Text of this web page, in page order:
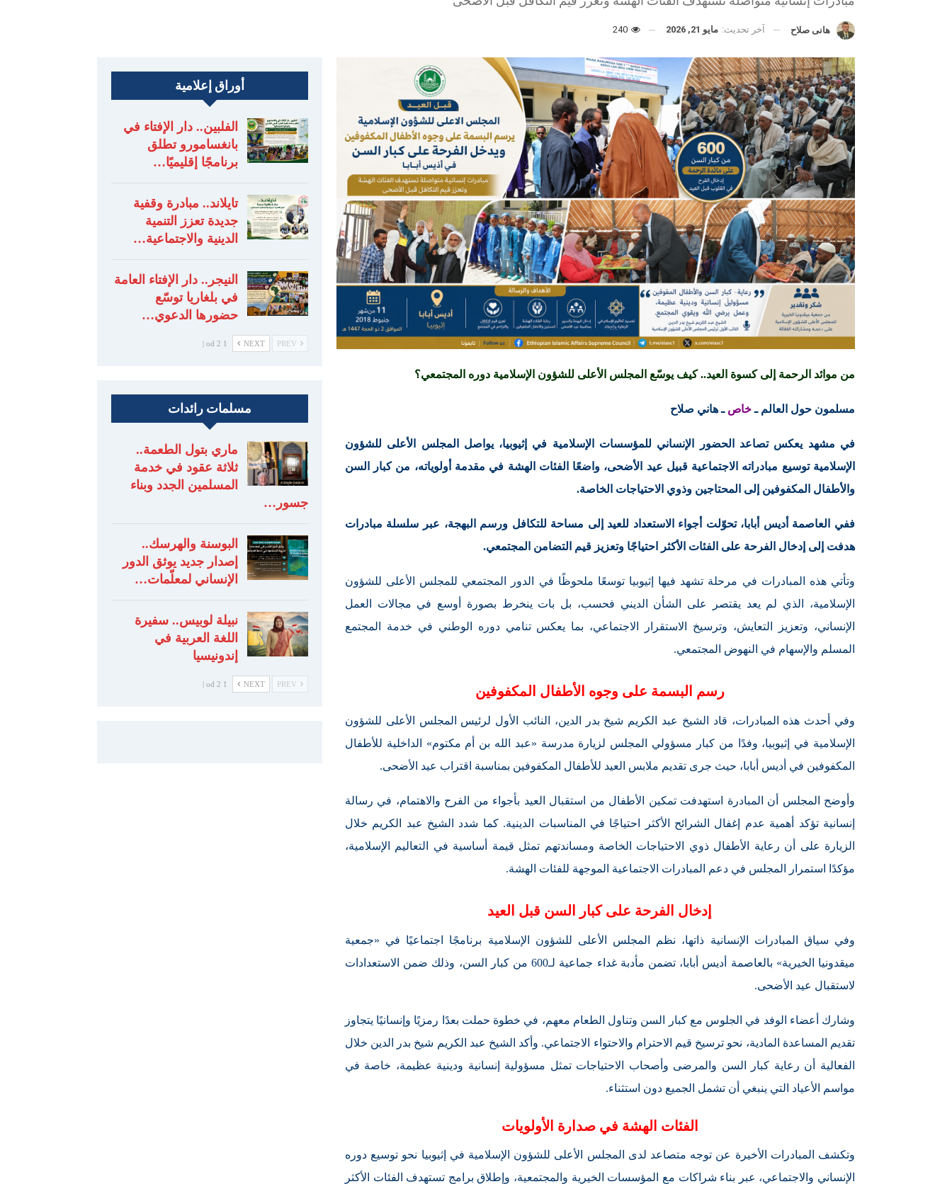
هانى صلاح آخر تحديث: مايو 21, 2026
من موائد الرحمة إلى كسوة العيد.. كيف يوسّع المجلس الأعلى للشؤون الإسلامية دوره المجتمعي؟
مسلمون حول العالم ـخاص ـ هاني صلاح
في مشهد يعكس تصاعد الحضور الإنساني للمؤسسات الإسلامية في إثيوبيا، يواصل المجلس الأعلى للشؤون
الإسلامية توسيع مبادراته الاجتماعية قبيل عيد الأضحى، واضعًا الفئات الهشة في مقدمة أولوياته، من كبار السن
والأطفال المكفوفين إلى المحتاجين وذوي الاحتياجات الخاصة.
ففي العاصمة أديس أبابا، تحوّلت أجواء الاستعداد للعيد إلى مساحة للتكافل ورسم البهجة، عبر سلسلة مبادرات
هدفت إلى إدخال الفرحة على الفئات الأكثر احتياجًا وتعزيز قيم التضامن المجتمعي.
وتأتي هذه المبادرات في مرحلة تشهد فيها إثيوبيا توسعًا ملحوظًا في الدور المجتمعي للمجلس الأعلى للشؤون
الإسلامية، الذي لم يعد يقتصر على الشأن الديني فحسب، بل بات ينخرط بصورة أوسع في مجالات العمل
الإنساني، وتعزيز التعايش، وترسيخ الاستقرار الاجتماعي، بما يعكس تنامي دوره الوطني في خدمة المجتمع
المسلم والإسهام في النهوض المجتمعي.
رسم البسمة على وجوه الأطفال المكفوفين
وفي أحدث هذه المبادرات، قاد الشيخ عبد الكريم شيخ بدر الدين، النائب الأول لرئيس المجلس الأعلى للشؤون
الإسلامية في إثيوبيا، وفدًا من كبار مسؤولي المجلس لزيارة مدرسة «عبد الله بن أم مكتوم» الداخلية للأطفال
المكفوفين في أديس أبابا، حيث جرى تقديم ملابس العيد للأطفال المكفوفين بمناسبة اقتراب عيد الأضحى.
وأوضح المجلس أن المبادرة استهدفت تمكين الأطفال من استقبال العيد بأجواء من الفرح والاهتمام، في رسالة
إنسانية تؤكد أهمية عدم إغفال الشرائح الأكثر احتياجًا في المناسبات الدينية. كما شدد الشيخ عبد الكريم خلال
الزيارة على أن رعاية الأطفال ذوي الاحتياجات الخاصة ومساندتهم تمثل قيمة أساسية في التعاليم الإسلامية،
مؤكدًا استمرار المجلس في دعم المبادرات الاجتماعية الموجهة للفئات الهشة.
إدخال الفرحة على كبار السن قبل العيد
وفي سياق المبادرات الإنسانية ذاتها، نظم المجلس الأعلى للشؤون الإسلامية برنامجًا اجتماعيًا في «جمعية
ميقدونيا الخيرية» بالعاصمة أديس أبابا، تضمن مأدبة غداء جماعية لـ600 من كبار السن، وذلك ضمن الاستعدادات
لاستقبال عيد الأضحى.
وشارك أعضاء الوفد في الجلوس مع كبار السن وتناول الطعام معهم، في خطوة حملت بعدًا رمزيًا وإنسانيًا يتجاوز
تقديم المساعدة المادية، نحو ترسيخ قيم الاحترام والاحتواء الاجتماعي. وأكد الشيخ عبد الكريم شيخ بدر الدين خلال
الفعالية أن رعاية كبار السن والمرضى وأصحاب الاحتياجات تمثل مسؤولية إنسانية ودينية عظيمة، خاصة في
مواسم الأعياد التي ينبغي أن تشمل الجميع دون استثناء.
الفئات الهشة في صدارة الأولويات
وتكشف المبادرات الأخيرة عن توجه متصاعد لدى المجلس الأعلى للشؤون الإسلامية في إثيوبيا نحو توسيع دوره
الإنساني والاجتماعي، عبر بناء شراكات مع المؤسسات الخيرية والمجتمعية، وإطلاق برامج تستهدف الفئات الأكثر
أوراق إعلامية
الفلبين.. دار الإفتاء في
بانغسامورو تطلق
برنامجًا إقليميًا…
تايلاند.. مبادرة وقفية
جديدة تعزز التنمية
الدينية والاجتماعية…
النيجر.. دار الإفتاء العامة
في بلغاريا توسّع
حضورها الدعوي…
NEXT
1 od 2 |
مسلمات رائدات
ماري بتول الطعمة..
ثلاثة عقود في خدمة
المسلمين الجدد وبناء
جسور…
البوسنة والهرسك..
إصدار جديد يوثق الدور
الإنساني لمعلّمات…
نبيلة لوبيس.. سفيرة
اللغة العربية في
إندونيسيا
NEXT
1 od 2 |